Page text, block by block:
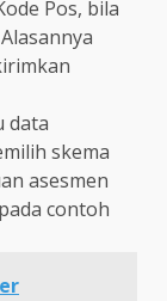
Pos, bila
data
skema
asesmen
contoh